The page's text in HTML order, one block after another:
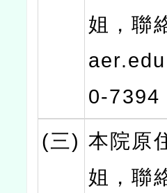
姐，聯
0-7394
(三) 本院原
姐，聯